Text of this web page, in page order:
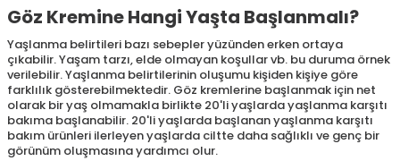
Göz Kremine Hangi Yaşta Başlanmalı?
Yaşlanma belirtileri bazı sebepler yüzünden erken ortaya
çıkabilir. Yaşam tarzı, elde olmayan koşullar vb. bu duruma örnek
verilebilir. Yaşlanma belirtilerinin oluşumu kişiden kişiye göre
farklılık gösterebilmektedir. Göz kremlerine başlanmak için net
olarak bir yaş olmamakla birlikte 20'li yaşlarda yaşlanma karşıtı
bakıma başlanabilir. 20'li yaşlarda başlanan yaşlanma karşıtı
bakım ürünleri ilerleyen yaşlarda ciltte daha sağlıklı ve genç bir
görünüm oluşmasına yardımcı olur.